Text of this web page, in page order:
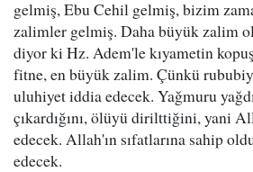
gelmiş, Ebu Cehil gelmiş, bizim
zalimler gelmiş. Daha büyük zalim
diyor ki Hz. Adem'le kıyametin
fitne, en büyük zalim. Çünkü
uluhiyet iddia edecek. Yağmuru
çıkardığını, ölüyü dirilttiğini, yani
edecek. Allah'ın sıfatlarına sahip
edecek.